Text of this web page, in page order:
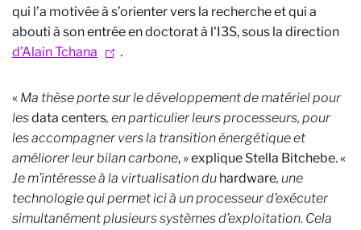
qui l’a motivée à s’orienter vers la recherche et qui a
abouti à son entrée en doctorat à l'I3S, sous la direction
d’Alain Tchana
.
« Ma thèse porte sur le développement de matériel pour
lesdata centers, en particulier leurs processeurs, pour
les accompagner vers la transition énergétique et
améliorer leur bilan carbone, » explique Stella Bitchebe. «
Je m’intéresse à la virtualisation du hardware, une
technologie qui permet ici à un processeur d’exécuter
simultanément plusieurs systèmes d’exploitation. Cela